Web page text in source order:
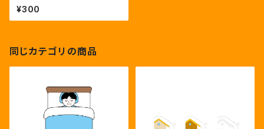
¥300
同じカテゴリの商品